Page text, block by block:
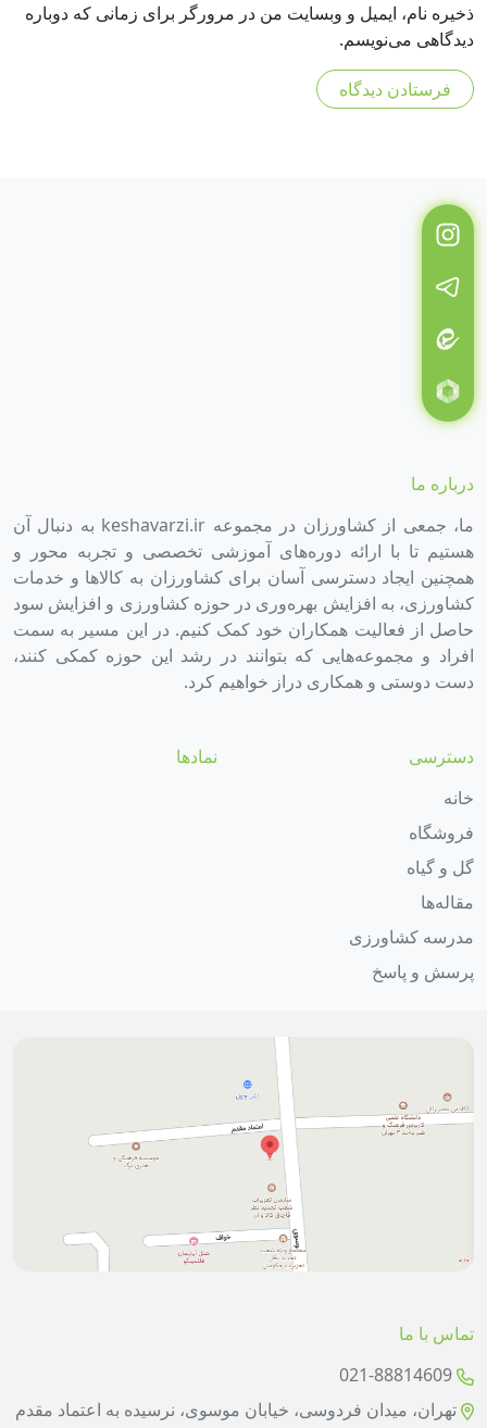
ذخیره نام، ایمیل و وبسایت من در مرورگر برای زمانی که دوباره
دیدگاهی می‌نویسم.
درباره ما
ما، جمعی از کشاورزان در مجموعه keshavarzi.ir به دنبال آن
هستیم تا با ارائه دوره‌های آموزشی تخصصی و تجربه محور و
همچنین ایجاد دسترسی آسان برای کشاورزان به کالاها و خدمات
کشاورزی، به افزایش بهره‌وری در حوزه کشاورزی و افزایش سود
حاصل از فعالیت همکاران خود کمک کنیم. در این مسیر به سمت
افراد و مجموعه‌هایی که بتوانند در رشد این حوزه کمکی کنند،
دست دوستی و همکاری دراز خواهیم کرد.
دسترسی
خانه
فروشگاه
گل و گیاه
مقاله‌ها
مدرسه کشاورزی
پرسش و پاسخ
نمادها
تماس با ما
021-88814609
تهران، میدان فردوسی، خیابان موسوی، نرسیده به اعتماد مقدم